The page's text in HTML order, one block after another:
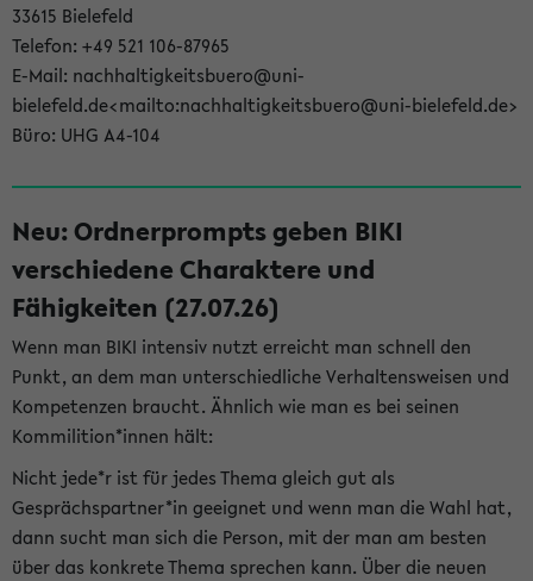
33615 Bielefeld
Telefon: +49 521 106-87965
E-Mail: nachhaltigkeitsbuero@uni-
bielefeld.de<mailto:nachhaltigkeitsbuero@uni-bielefeld.de>
Büro: UHG A4-104
Neu: Ordnerprompts geben BIKI
verschiedene Charaktere und
Fähigkeiten (27.07.26)
Wenn man BIKI intensiv nutzt erreicht man schnell den
Punkt, an dem man unterschiedliche Verhaltensweisen und
Kompetenzen braucht. Ähnlich wie man es bei seinen
Kommilition*innen hält:
Nicht jede*r ist für jedes Thema gleich gut als
Gesprächspartner*in geeignet und wenn man die Wahl hat,
dann sucht man sich die Person, mit der man am besten
über das konkrete Thema sprechen kann. Über die neuen